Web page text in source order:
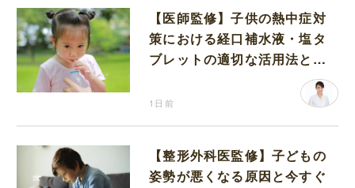
【医師監修】子供の熱中症対
策における経口補水液・塩タ
ブレットの適切な活用法と水
1日前
【整形外科医監修】子どもの
姿勢が悪くなる原因と今すぐ